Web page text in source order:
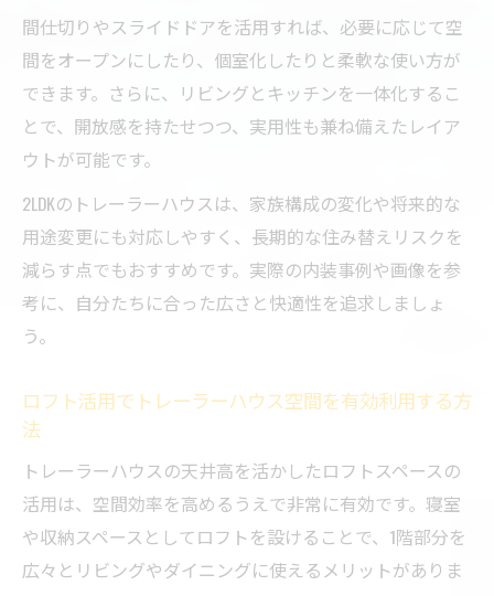
トレーラーハウスとコンテナハウスの税制
比較と違い
トレーラーハウス固定資産税の仕組みと負
担軽減法
トレーラーハウスは本当に固定資産税がか
からないのか
住居用トレーラーハウスと税金面の後悔し
ない選択
コンテナハウスとの暮らしやすさと税制面
ウス
イアウト実例
住居用トレーラーハウス間取りの参考にな
る実例紹介
間仕切りやスライドドアを活用すれば、必要に応じて空
間をオープンにしたり、個室化したりと柔軟な使い方が
できます。さらに、リビングとキッチンを一体化するこ
とで、開放感を持たせつつ、実用性も兼ね備えたレイア
ウトが可能です。
2LDKのトレーラーハウスは、家族構成の変化や将来的な
用途変更にも対応しやすく、長期的な住み替えリスクを
減らす点でもおすすめです。実際の内装事例や画像を参
考に、自分たちに合った広さと快適性を追求しましょ
う。
ロフト活用でトレーラーハウス空間を有効利用する方
法
トレーラーハウスの天井高を活かしたロフトスペースの
活用は、空間効率を高めるうえで非常に有効です。寝室
や収納スペースとしてロフトを設けることで、1階部分を
広々とリビングやダイニングに使えるメリットがありま